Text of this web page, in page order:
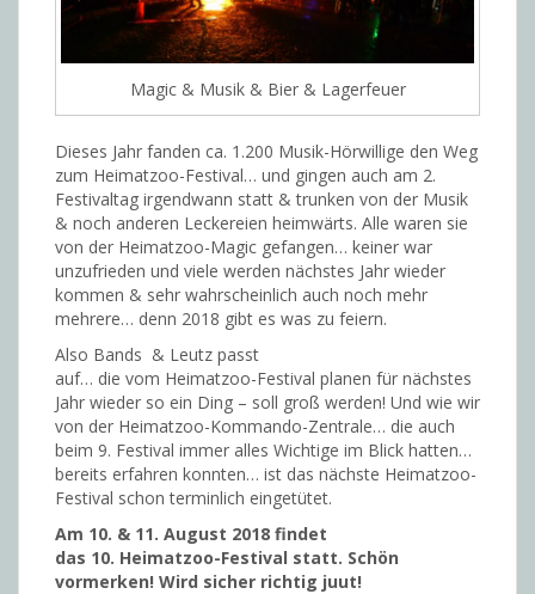
Magic & Musik & Bier & Lagerfeuer
Dieses Jahr fanden ca. 1.200 Musik-Hörwillige den Weg
zum Heimatzoo-Festival… und gingen auch am 2.
Festivaltag irgendwann statt & trunken von der Musik
& noch anderen Leckereien heimwärts. Alle waren sie
von der Heimatzoo-Magic gefangen… keiner war
unzufrieden und viele werden nächstes Jahr wieder
kommen & sehr wahrscheinlich auch noch mehr
mehrere… denn 2018 gibt es was zu feiern.
Also Bands & Leutz passt
auf… die vom Heimatzoo-Festival planen für nächstes
Jahr wieder so ein Ding – soll groß werden! Und wie wir
von der Heimatzoo-Kommando-Zentrale… die auch
beim 9. Festival immer alles Wichtige im Blick hatten…
bereits erfahren konnten… ist das nächste Heimatzoo-
Festival schon terminlich eingetütet.
Am 10. & 11. August 2018 findet
das 10. Heimatzoo-Festival statt. Schön
vormerken! Wird sicher richtig juut!